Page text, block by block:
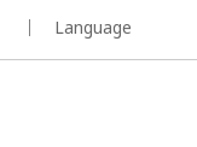
Language